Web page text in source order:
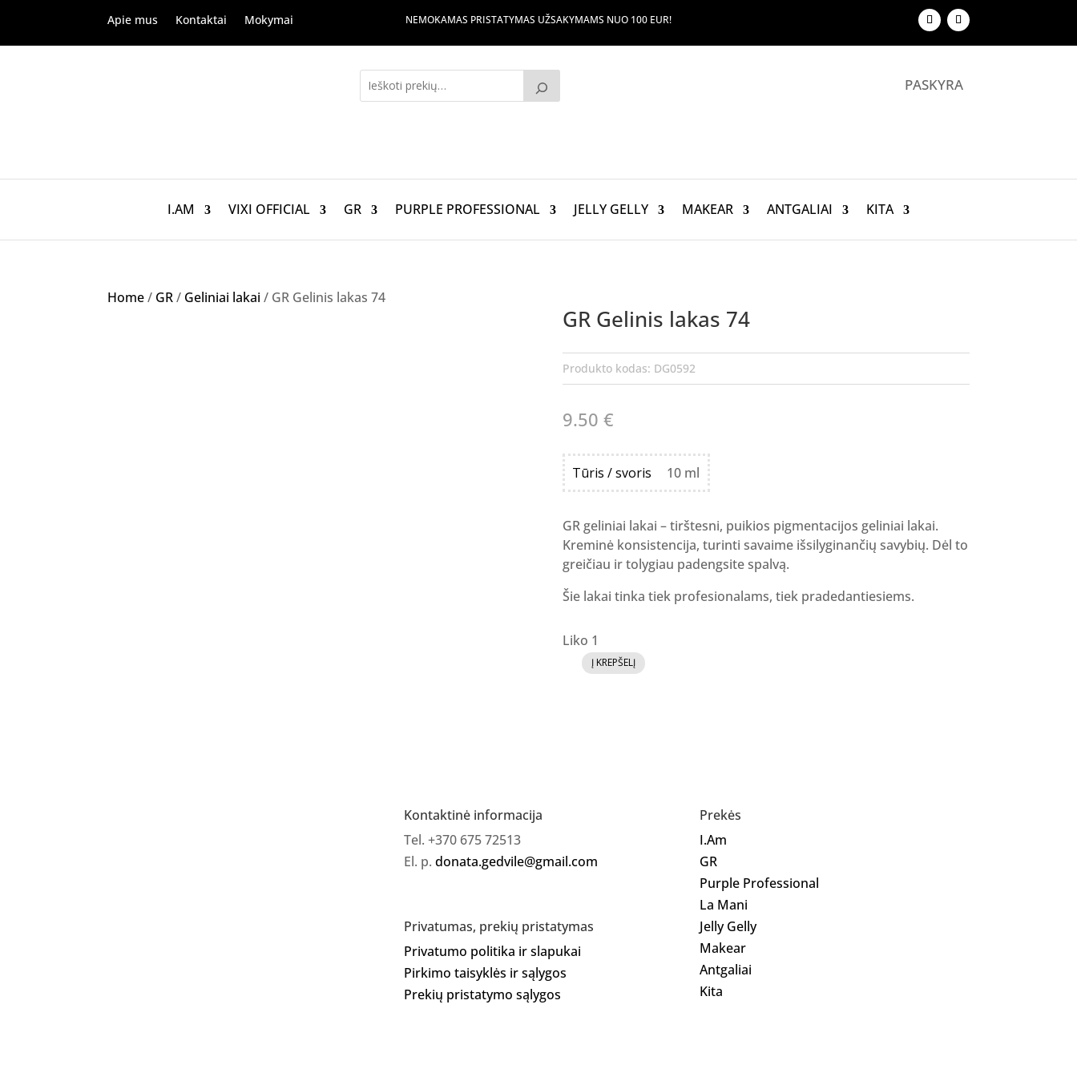
Apie mus Kontaktai Mokymai NEMOKAMAS PRISTATYMAS UŽSAKYMAMS NUO 100 EUR!
PASKYRA
I.AM VIXI OFFICIAL GR PURPLE PROFESSIONAL JELLY GELLY MAKEAR ANTGALIAI KITA
Home/ GR/ Geliniai lakai / GR Gelinis lakas 74
GR Gelinis lakas 74
Produkto kodas: DG0592
9.50 €
Tūris / svoris 10 ml
GR geliniai lakai – tirštesni, puikios pigmentacijos geliniai lakai.
Kreminė konsistencija, turinti savaime išsilyginančių savybių. Dėl to
greičiau ir tolygiau padengsite spalvą.
Šie lakai tinka tiek profesionalams, tiek pradedantiesiems.
Liko 1
produkto
Į KREPŠELĮ
Kontaktinė informacija
Tel. +370 675 72513
El. p. donata.gedvile@gmail.com
Privatumas, prekių pristatymas
Privatumo politika ir slapukai
Pirkimo taisyklės ir sąlygos
Prekių pristatymo sąlygos
Prekės
I.Am
GR
Purple Professional
La Mani
Jelly Gelly
Makear
Antgaliai
Kita